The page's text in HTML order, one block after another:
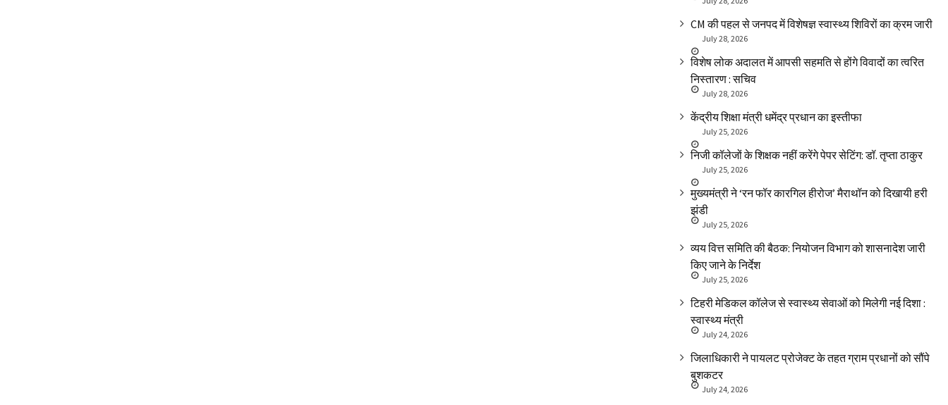
CM की पहल से जनपद में विशेषज्ञ स्वास्थ्य शिविरों का क्रम जारी
July 28, 2026
विशेष लोक अदालत में आपसी सहमति से होंगे विवादों का त्वरित
निस्तारण : सचिव
July 28, 2026
केंद्रीय शिक्षा मंत्री धमेंद्र प्रधान का इस्तीफा
July 25, 2026
निजी कॉलेजों के शिक्षक नहीं करेंगे पेपर सेटिंग: डॉ. तृप्ता ठाकुर
July 25, 2026
मुख्यमंत्री ने ‘रन फॉर कारगिल हीरोज’ मैराथॉन को दिखायी हरी
झंडी
July 25, 2026
व्यय वित्त समिति की बैठक: नियोजन विभाग को शासनादेश जारी
किए जाने के निर्देश
July 25, 2026
टिहरी मेडिकल कॉलेज से स्वास्थ्य सेवाओं को मिलेगी नई दिशा :
स्वास्थ्य मंत्री
July 24, 2026
जिलाधिकारी ने पायलट प्रोजेक्ट के तहत ग्राम प्रधानों को सौंपे
बुशकटर
July 24, 2026